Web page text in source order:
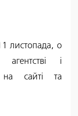
листопада, о
і
на сайті та